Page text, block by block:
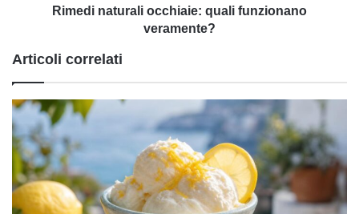
Rimedi naturali occhiaie: quali funzionano
veramente?
Articoli correlati